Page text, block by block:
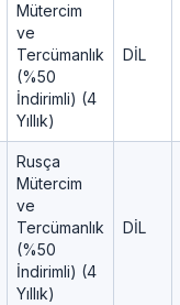
Mütercim
ve
Tercümanlık
(%50
İndirimli) (4
Yıllık)
DİL
Rusça
Mütercim
ve
Tercümanlık
(%50
İndirimli) (4
Yıllık)
DİL